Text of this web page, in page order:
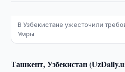
В Узбекистане ужесточили
Умры
Ташкент, Узбекистан